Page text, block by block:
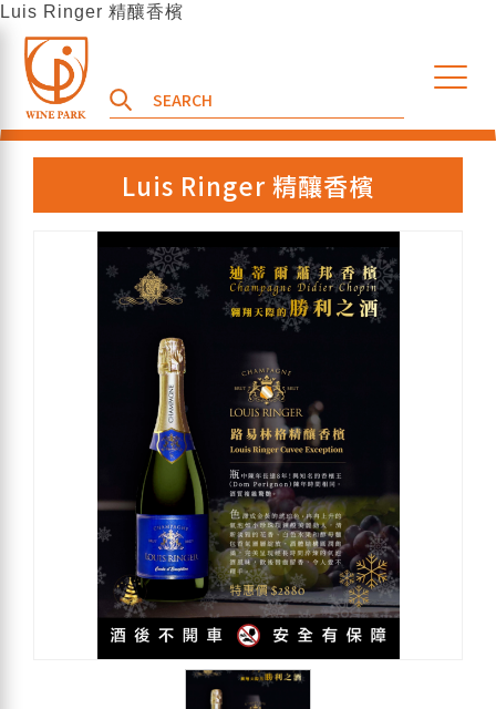
Luis Ringer 精釀香檳
Luis Ringer 精釀香檳